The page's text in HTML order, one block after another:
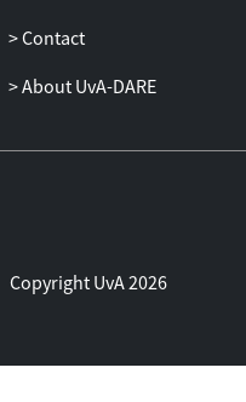
Contact
About UvA-DARE
Copyright UvA 2026